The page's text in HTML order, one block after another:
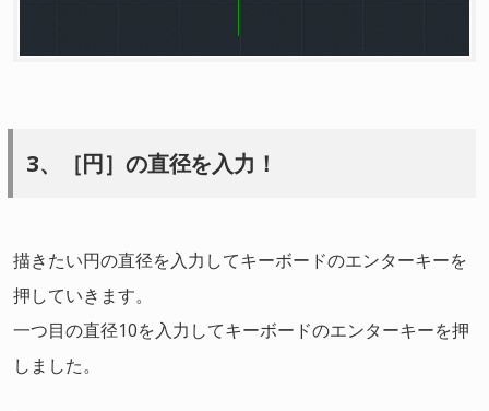
3、［円］の直径を入力！
描きたい円の直径を入力してキーボードのエンターキーを
押していきます。
一つ目の直径10を入力してキーボードのエンターキーを押
しました。